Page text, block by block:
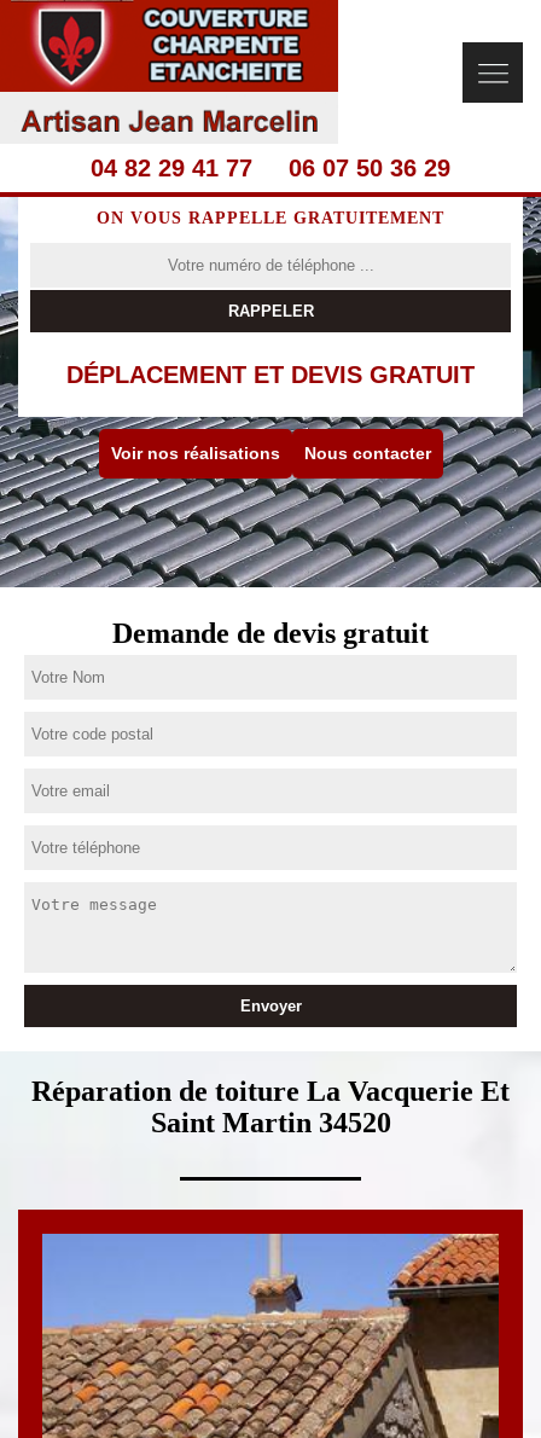
04 82 29 41 77 06 07 50 36 29
ON VOUS RAPPELLE GRATUITEMENT
DÉPLACEMENT ET DEVIS GRATUIT
Voir nos réalisations Nous contacter
Demande de devis gratuit
Réparation de toiture La Vacquerie Et
Saint Martin 34520